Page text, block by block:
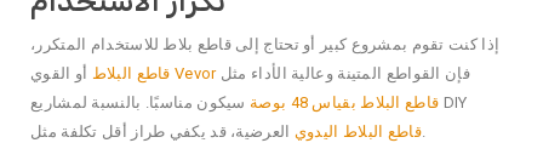
إذا كنت تقوم بمشروع كبير أو تحتاج إلى قاطع بلاط للاستخدام المتكرر،
فإن القواطع المتينة وعالية الأداء مثلقاطع البلاط Vevor
أو القوي
قاطع البلاط بقياس 48 بوصة
سيكون مناسبًا. بالنسبة لمشاريع DIY
قاطع البلاط اليدوي.